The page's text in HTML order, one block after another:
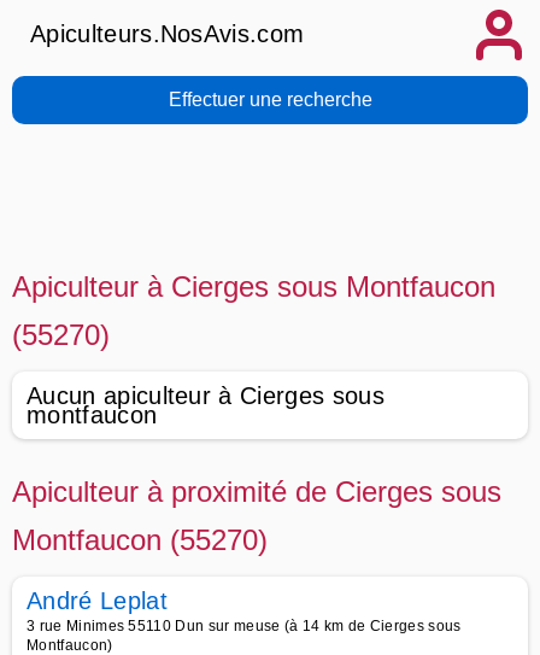
Apiculteurs.NosAvis.com
Effectuer une recherche
Apiculteur à Cierges sous Montfaucon
(55270)
Aucun apiculteur à Cierges sous
montfaucon
Apiculteur à proximité de Cierges sous
Montfaucon (55270)
André Leplat
3 rue Minimes 55110 Dun sur meuse (à 14 km de Cierges sous
Montfaucon)